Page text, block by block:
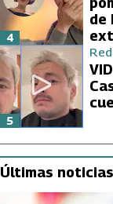
de
4
5
Últimas noticias